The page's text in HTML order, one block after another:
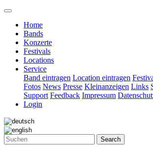
Home
Bands
Konzerte
Festivals
Locations
Service
Band eintragen Location eintragen
Fotos News Presse Kleinanzeigen Links
Support Feedback Impressum
Login
Search